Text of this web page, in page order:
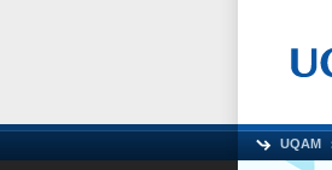
UQAM